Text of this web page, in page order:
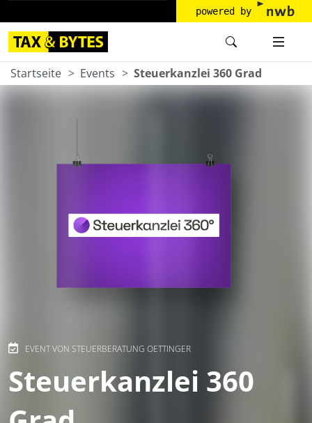
powered by
Startseite Events Steuerkanzlei 360 Grad
EVENT VON STEUERBERATUNG OETTINGER
Steuerkanzlei 360